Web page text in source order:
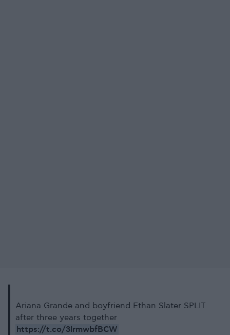
Ariana Grande and boyfriend Ethan Slater SPLIT
after three years together
https://t.co/3lrmwbfBCW